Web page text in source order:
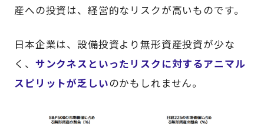
産への投資は、経営的なリスクが高いものです。
日本企業は、設備投資より無形資産投資が少な
く、 サンクネスといったリスクに対するアニマル
スピリットが乏しいのかもしれません。